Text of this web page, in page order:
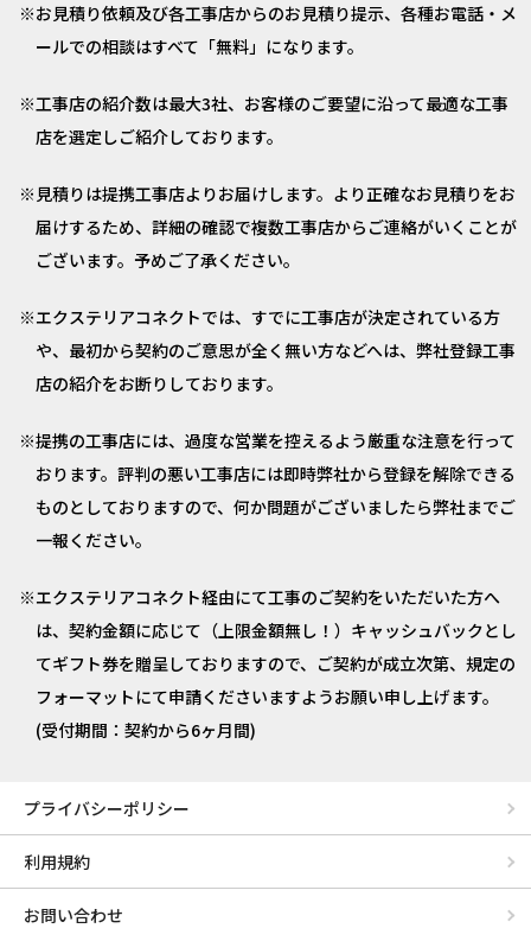
お見積り依頼及び各工事店からのお見積り提示、各種お電話・メ
ールでの相談はすべて「無料」になります。
工事店の紹介数は最大3社、お客様のご要望に沿って最適な工事
店を選定しご紹介しております。
見積りは提携工事店よりお届けします。より正確なお見積りをお
届けするため、詳細の確認で複数工事店からご連絡がいくことが
ございます。予めご了承ください。
エクステリアコネクトでは、すでに工事店が決定されている方
や、最初から契約のご意思が全く無い方などへは、弊社登録工事
店の紹介をお断りしております。
提携の工事店には、過度な営業を控えるよう厳重な注意を行って
おります。評判の悪い工事店には即時弊社から登録を解除できる
ものとしておりますので、何か問題がございましたら弊社までご
一報ください。
エクステリアコネクト経由にて工事のご契約をいただいた方へ
は、契約金額に応じて（上限金額無し！）キャッシュバックとし
てギフト券を贈呈しておりますので、ご契約が成立次第、規定の
フォーマットにて申請くださいますようお願い申し上げます。
(受付期間：契約から6ヶ月間)
プライバシーポリシー
利用規約
お問い合わせ